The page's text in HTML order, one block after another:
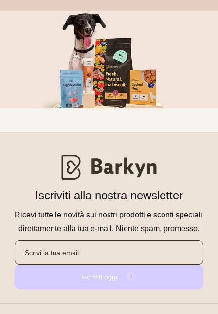
Iscriviti alla nostra newsletter
Ricevi tutte le novità sui nostri prodotti e sconti speciali
direttamente alla tua e-mail. Niente spam, promesso.
Iscriviti oggi